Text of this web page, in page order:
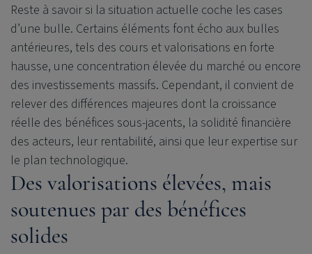
Reste à savoir si la situation actuelle coche les cases
d’une bulle. Certains éléments font écho aux bulles
antérieures, tels des cours et valorisations en forte
hausse, une concentration élevée du marché ou encore
des investissements massifs. Cependant, il convient de
relever des différences majeures dont la croissance
réelle des bénéfices sous-jacents, la solidité financière
des acteurs, leur rentabilité, ainsi que leur expertise sur
le plan technologique.
Des valorisations élevées, mais
soutenues par des bénéfices
solides